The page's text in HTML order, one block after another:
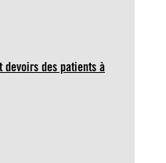
des patients à